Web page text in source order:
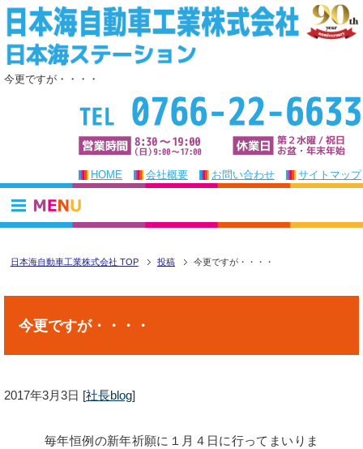
今更ですが・・・・
HOME 会社概要 お問い合わせ サイトマップ
日本海自動車工業株式会社 TOP 投稿 今更ですが・・・・
今更ですが・・・・
2017年3月3日 [社長blog]
毎年恒例の新年祈願に１月４日に行ってまいりま